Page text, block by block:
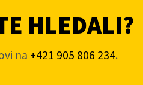
HLEDALI?
na +421 905 806 234.